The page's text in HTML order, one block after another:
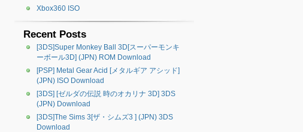
Xbox360 ISO
Recent Posts
[3DS]Super Monkey Ball 3D[スーパーモンキ
ーボール3D] (JPN) ROM Download
[PSP] Metal Gear Acid [メタルギア アシッド]
(JPN) ISO Download
[3DS] [ゼルダの伝説 時のオカリナ 3D] 3DS
(JPN) Download
[3DS]The Sims 3[ザ・シムズ3 ] (JPN) 3DS
Download